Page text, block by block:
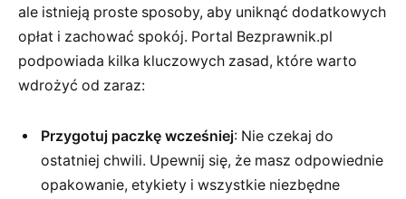
ale istnieją proste sposoby, aby uniknąć dodatkowych
opłat i zachować spokój. Portal Bezprawnik.pl
podpowiada kilka kluczowych zasad, które warto
wdrożyć od zaraz:
Przygotuj paczkę wcześniej: Nie czekaj do
ostatniej chwili. Upewnij się, że masz odpowiednie
opakowanie, etykiety i wszystkie niezbędne